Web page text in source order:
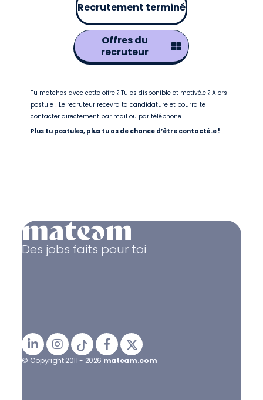
Recrutement terminé
Offres du
recruteur
Tu matches avec cette offre ? Tu es disponible et motivé.e ? Alors
postule ! Le recruteur recevra ta candidature et pourra te
contacter directement par mail ou par téléphone.
Plus tu postules, plus tu as de chance d’être contacté.e !
Des jobs faits pour toi
© Copyright 2011 - 2026 mateam.com